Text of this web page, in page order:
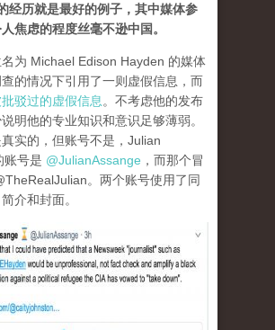
经历就是最好的例子，其中媒体参
焦虑的程度丝毫不逊中国。
名为 Michael Edison Hayden 的媒体
查的情况下引用了一则虚假信息，而
驳过的虚假信息 。不考虑他的发布
明他的专业知识和意识足够薄弱。
实的，但账号不是，Julian
账号是 @JulianAssange ，而那个冒
。两个账号使用了同
介和封面。